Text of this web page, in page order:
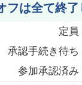
フは全て終了
定員
承認手続き待ち
参加承認済み